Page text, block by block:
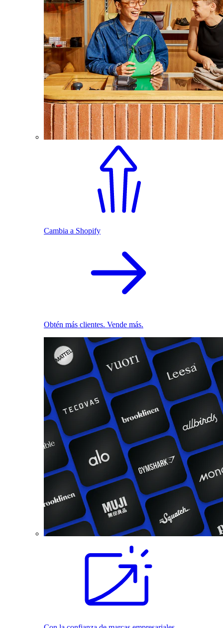
Cambia a Shopify
Obtén más clientes. Vende más.